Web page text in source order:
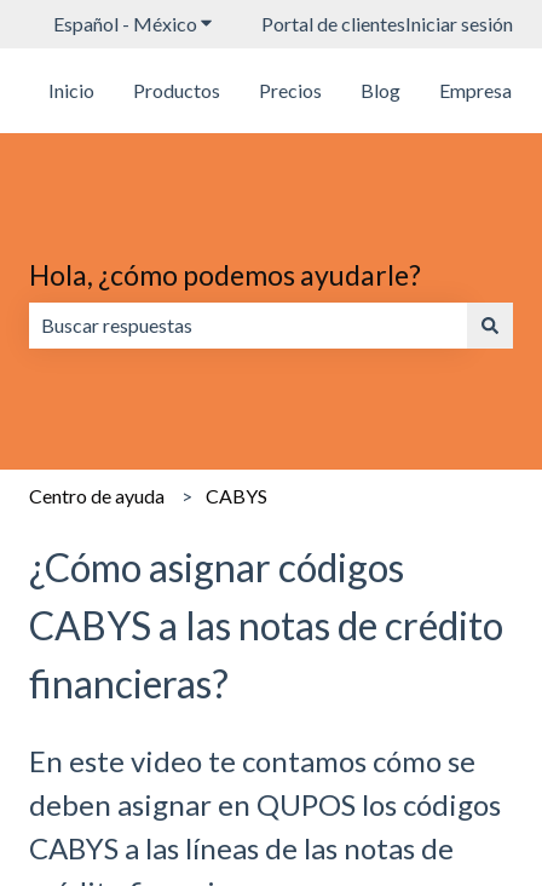
Español - México Traducciones de Mostrar submenú para
Portal de clientesIniciar sesión
Inicio Productos Precios Blog Empresa
Hola, ¿cómo podemos ayudarle?
Centro de ayuda CABYS
¿Cómo asignar códigos
CABYS a las notas de crédito
financieras?
En este video te contamos cómo se
deben asignar en QUPOS los códigos
CABYS a las líneas de las notas de